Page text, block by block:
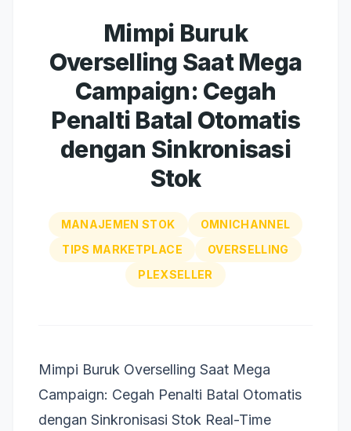
Mimpi Buruk
Overselling Saat Mega
Campaign: Cegah
Penalti Batal Otomatis
dengan Sinkronisasi
Stok
MANAJEMEN STOK
OMNICHANNEL
TIPS MARKETPLACE
OVERSELLING
PLEXSELLER
Mimpi Buruk Overselling Saat Mega
Campaign: Cegah Penalti Batal Otomatis
dengan Sinkronisasi Stok Real-Time